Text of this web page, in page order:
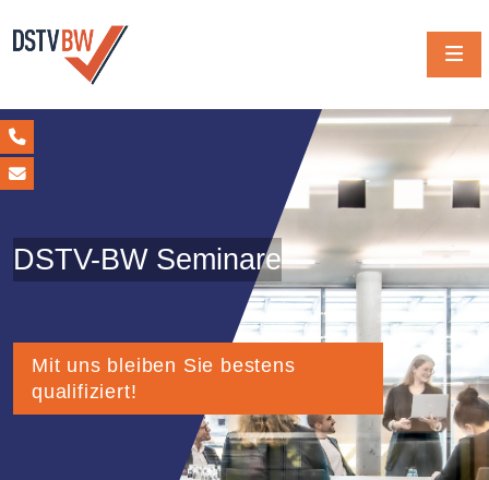
DSTV-BW Seminare
Mit uns bleiben Sie bestens
qualifiziert!